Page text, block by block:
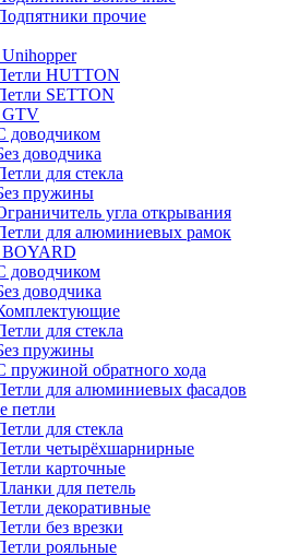
прочие
HUTTON
SETTON
GTV
доводчиком
доводчика
для стекла
пружины
угла открывания
для алюминиевых рамок
доводчиком
доводчика
для стекла
пружины
пружиной обратного хода
для алюминиевых фасадов
петли
для стекла
четырёхшарнирные
карточные
для петель
декоративные
без врезки
рояльные